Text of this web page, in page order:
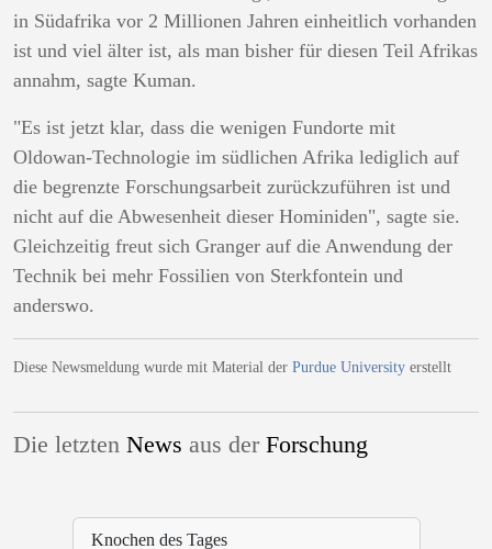
in Südafrika vor 2 Millionen Jahren einheitlich vorhanden
ist und viel älter ist, als man bisher für diesen Teil Afrikas
annahm, sagte Kuman.
"Es ist jetzt klar, dass die wenigen Fundorte mit
Oldowan-Technologie im südlichen Afrika lediglich auf
die begrenzte Forschungsarbeit zurückzuführen ist und
nicht auf die Abwesenheit dieser Hominiden", sagte sie.
Gleichzeitig freut sich Granger auf die Anwendung der
Technik bei mehr Fossilien von Sterkfontein und
anderswo.
Diese Newsmeldung wurde mit Material der Purdue University erstellt
Die letzten News aus der Forschung
Knochen des Tages